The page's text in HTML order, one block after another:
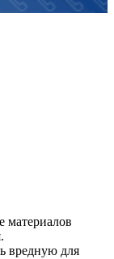
материалов
вредную для